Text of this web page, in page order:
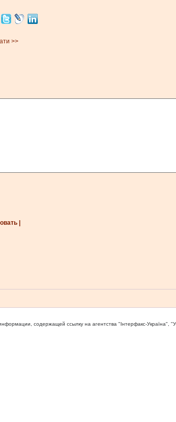
>>
|
содержащей ссылку на агентства "Iнтерфакс-Україна",